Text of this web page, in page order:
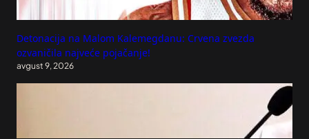
Detonacija na Malom Kalemegdanu: Crvena zvezda
ozvaničila najveće pojačanje!
avgust 9, 2026